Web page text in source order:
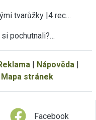
rady, tipy a návody
zpravodaji ve své e-
tvarůžky |4 rec…
pochutnali?…
| Nápověda |
Mapa stránek
Facebook